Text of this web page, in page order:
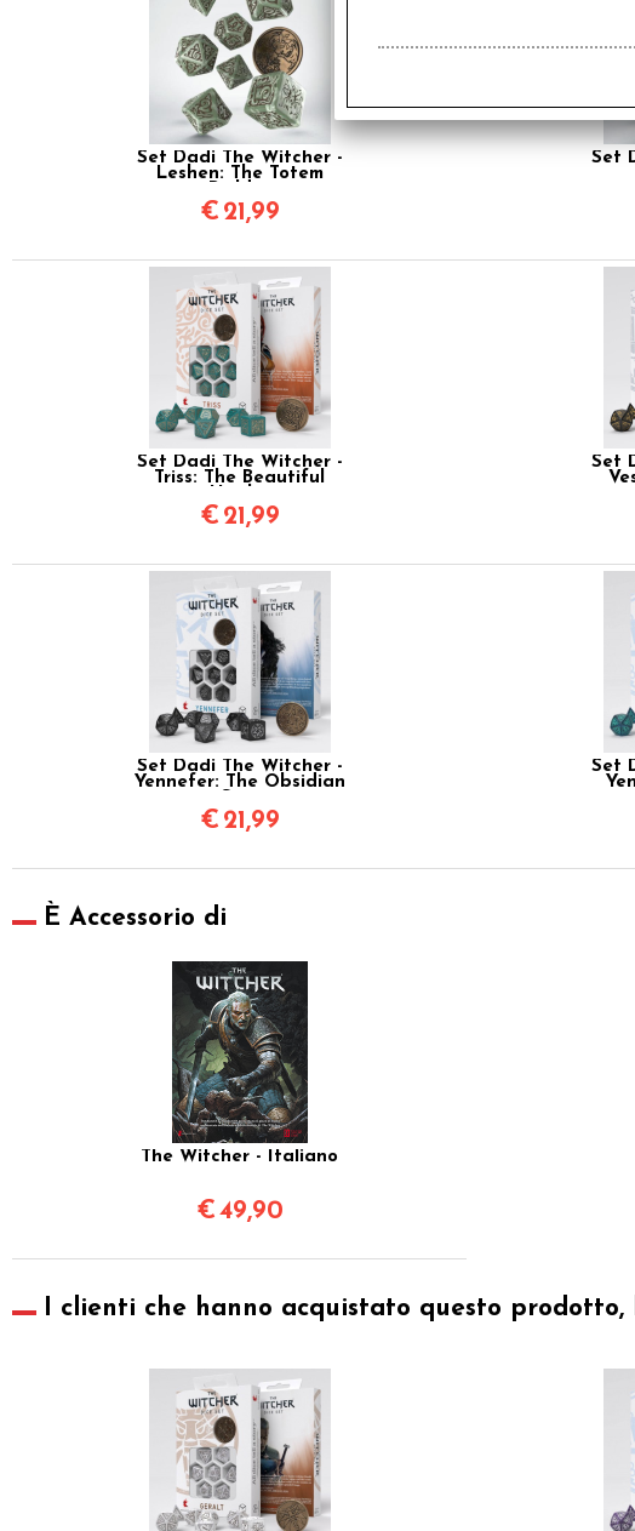
Set Dadi The Witcher -
Leshen: The Totem
€ 21,99
Set
Set Dadi The Witcher -
Triss: The Beautiful
€ 21,99
Set
Set Dadi The Witcher -
Yennefer: The Obsidian
€ 21,99
Set
È Accessorio di
The Witcher - Italiano
€49,90
I clienti che hanno acquistato questo